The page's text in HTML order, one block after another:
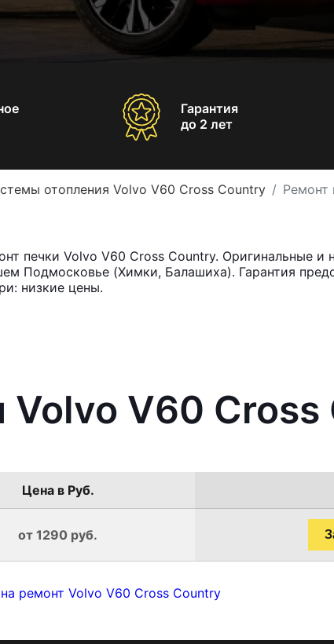
Гарантия
до 2 лет
отопления Volvo V60 Cross Country Ремонт
печки Volvo V60 Cross Country. Оригинальные и
Подмосковье (Химки, Балашиха). Гарантия
низкие цены.
V60
Цена в Руб.
от 1290 руб.
ремонт Volvo V60 Cross Country